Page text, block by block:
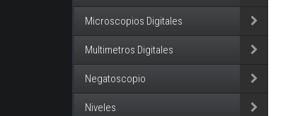
Microscopios Digitales
Multimetros Digitales
Negatoscopio
Niveles